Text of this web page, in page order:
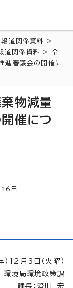
報道関係資料
>
関係資料
> 令
進審議会の開催に
物減量
催につ
16 日
12月3日（火曜）
環境局環境政策課
課長：澄川 宏